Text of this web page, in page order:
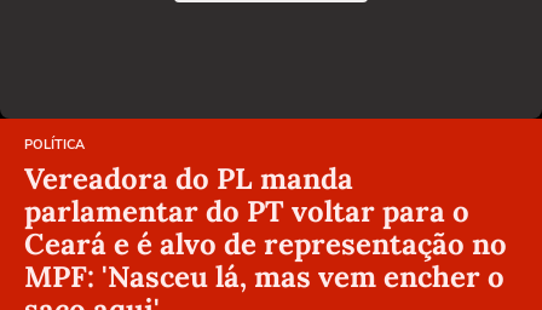
POLÍTICA
Vereadora do PL manda
parlamentar do PT voltar para o
Ceará e é alvo de representação no
MPF: 'Nasceu lá, mas vem encher o